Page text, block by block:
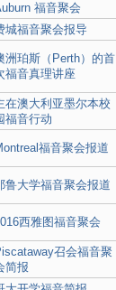
福音聚会
城福音聚会报导
洲珀斯（Perth）的首
福音真理讲座
在澳大利亚墨尔本校
福音行动
福音聚会报道
鲁大学福音聚会报道
西雅图福音聚会
召会福音聚
简报